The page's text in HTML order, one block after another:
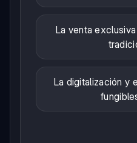
La venta
La digitalización y